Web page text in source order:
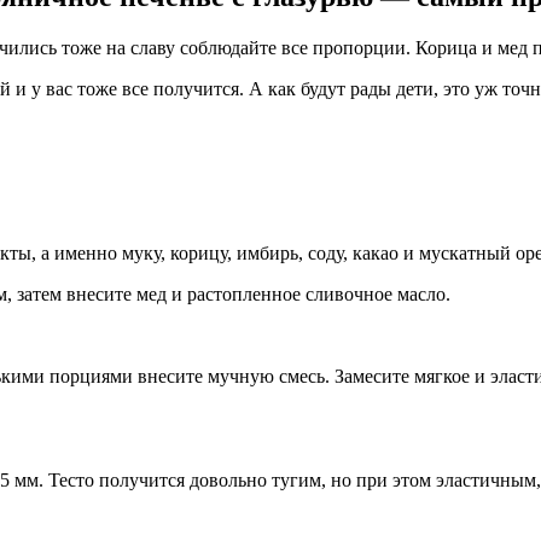
тоже на славу соблюдайте все пропорции. Корица и мед
у вас тоже все получится. А как будут рады дети, это уж
а именно муку, корицу, имбирь, соду, какао и мускатный
внесите мед и растопленное сливочное масло.
порциями внесите мучную смесь. Замесите мягкое и
мм. Тесто получится довольно тугим, но при этом